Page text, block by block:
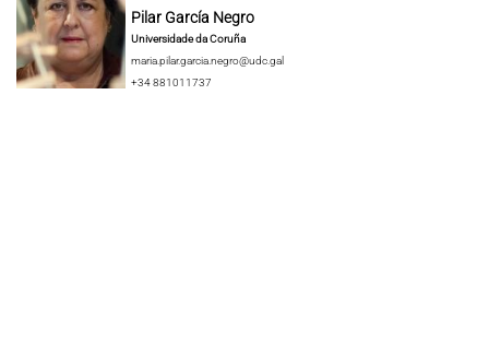
Pilar García Negro
Universidade da Coruña
maria.pilar.garcia.negro@udc.gal
+34 881011737